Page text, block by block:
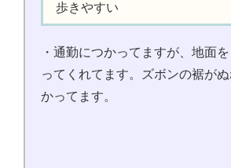
歩きやすい
・通勤につかってますが、地面
ってくれてます。ズボンの裾が
かってます。